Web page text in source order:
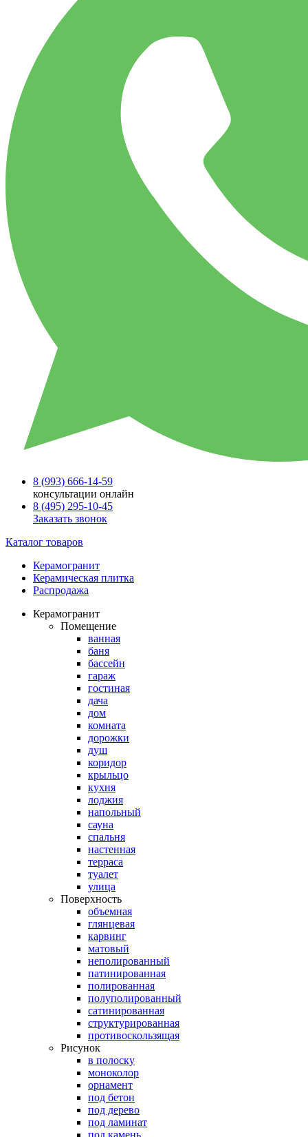
8 (993) 666-14-59
консультации онлайн
8 (495) 295-10-45
Заказать звонок
Каталог товаров
Керамогранит
Керамическая плитка
Распродажа
Керамогранит
Помещение
ванная
баня
бассейн
гараж
гостиная
дача
дом
комната
дорожки
душ
коридор
крыльцо
кухня
лоджия
напольный
сауна
спальня
настенная
терраса
туалет
улица
Поверхность
объемная
глянцевая
карвинг
матовый
неполированный
патинированная
полированная
полуполированный
сатинированная
структурированная
противоскользящая
Рисунок
в полоску
моноколор
орнамент
под бетон
под дерево
под ламинат
под камень